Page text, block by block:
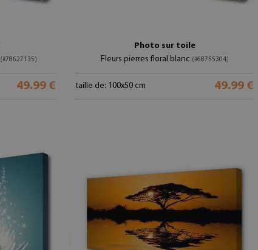
(#78627135)
49.99 €
Photo sur toile
Fleurs pierres floral blanc (#68755304)
taille de: 100x50 cm 49.99 €